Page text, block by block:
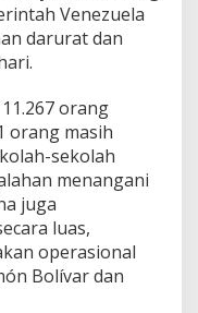
Venezuela
darurat dan
orang
orang masih
sekolah
menangani
juga
luas,
operasional
Bolívar dan